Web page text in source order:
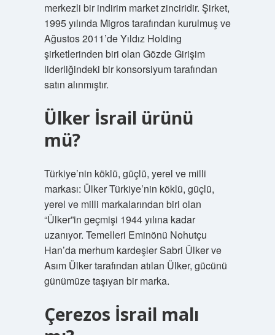
merkezli bir indirim market zinciridir. Şirket,
1995 yılında Migros tarafından kurulmuş ve
Ağustos 2011’de Yıldız Holding
şirketlerinden biri olan Gözde Girişim
liderliğindeki bir konsorsiyum tarafından
satın alınmıştır.
Ülker İsrail ürünü
mü?
Türkiye’nin köklü, güçlü, yerel ve milli
markası: Ülker Türkiye’nin köklü, güçlü,
yerel ve milli markalarından biri olan
“Ülker”in geçmişi 1944 yılına kadar
uzanıyor. Temelleri Eminönü Nohutçu
Han’da merhum kardeşler Sabri Ülker ve
Asım Ülker tarafından atılan Ülker, gücünü
günümüze taşıyan bir marka.
Çerezos İsrail malı